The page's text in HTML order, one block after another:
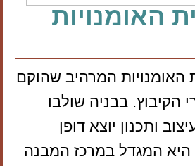
האומנויות
האומנויות המרהיב שהוקם
הקיבוץ. בבניה שולבו
ותכנון יוצא דופן
היא המגדל במרכז המבנה